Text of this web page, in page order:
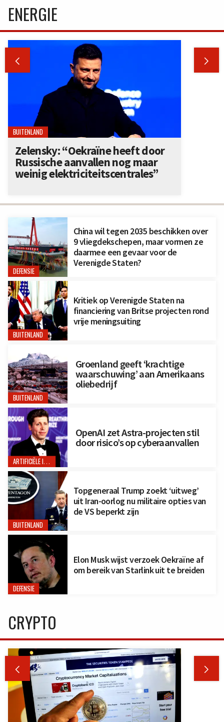
DEFENSIE
China wil tegen 2035 beschikken over
9 vliegdekschepen, maar vormen ze
daarmee een gevaar voor de
Verenigde Staten?
BUITENLAND
Kritiek op Verenigde Staten na
financiering van Britse projecten rond
vrije meningsuiting
BUITENLAND
Groenland geeft ‘krachtige
waarschuwing’ aan Amerikaans
oliebedrijf
ARTIFICIËLE INTELLIGENTIE
OpenAI zet Astra-projecten stil
door risico’s op cyberaanvallen
BUITENLAND
Topgeneraal Trump zoekt ‘uitweg’
uit Iran-oorlog nu militaire opties van
de VS beperkt zijn
DEFENSIE
Elon Musk wijst verzoek Oekraïne af
om bereik van Starlink uit te breiden
ENERGIE
 
BUITENLAND
Zelensky: “Oekraïne heeft door
Russische aanvallen nog maar
weinig elektriciteitscentrales”
CRYPTO
 